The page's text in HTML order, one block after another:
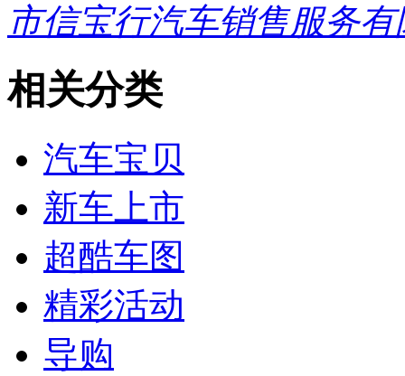
市信宝行汽车销售服务
相关分类
汽车宝贝
新车上市
超酷车图
精彩活动
导购